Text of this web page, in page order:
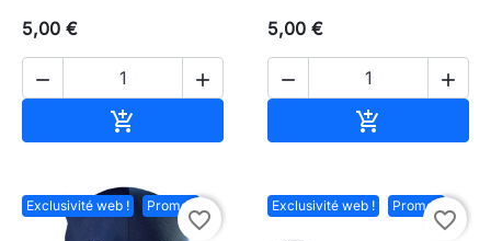
5,00 €
 

5,00 €
 

Exclusivité web ! Promo !
favorite_border
Exclusivité web ! Promo !
favorite_border